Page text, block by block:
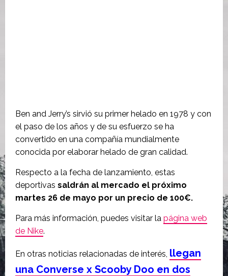
Ben and Jerry’s sirvió su primer helado en 1978 y con
el paso de los años y de su esfuerzo se ha
convertido en una compañía mundialmente
conocida por elaborar helado de gran calidad.
Respecto a la fecha de lanzamiento, estas
deportivas saldrán al mercado el próximo
martes 26 de mayo por un precio de 100€.
Para más información, puedes visitar la página web
de Nike.
En otras noticias relacionadas de interés, llegan
una Converse x Scooby Doo en dos